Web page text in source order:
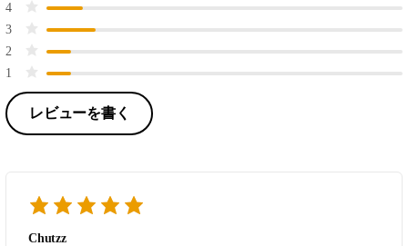
4
3
2
1
レビューを書く
Chutzz